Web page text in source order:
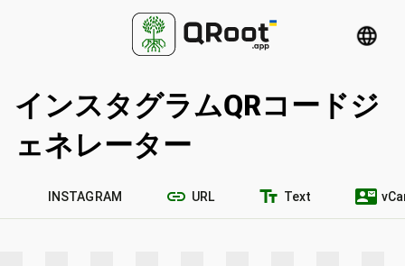
language
インスタグラムQRコードジ
ェネレーター
INSTAGRAM link URL text_fields Text contact_mail